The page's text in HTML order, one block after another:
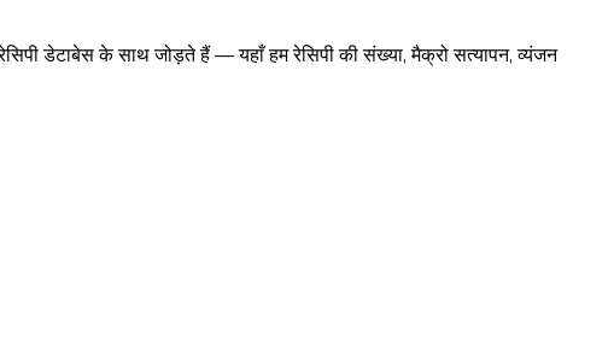
डेटाबेस के साथ जोड़ते हैं — यहाँ हम रेसिपी की संख्या, मैक्रो सत्यापन, व्यंजन